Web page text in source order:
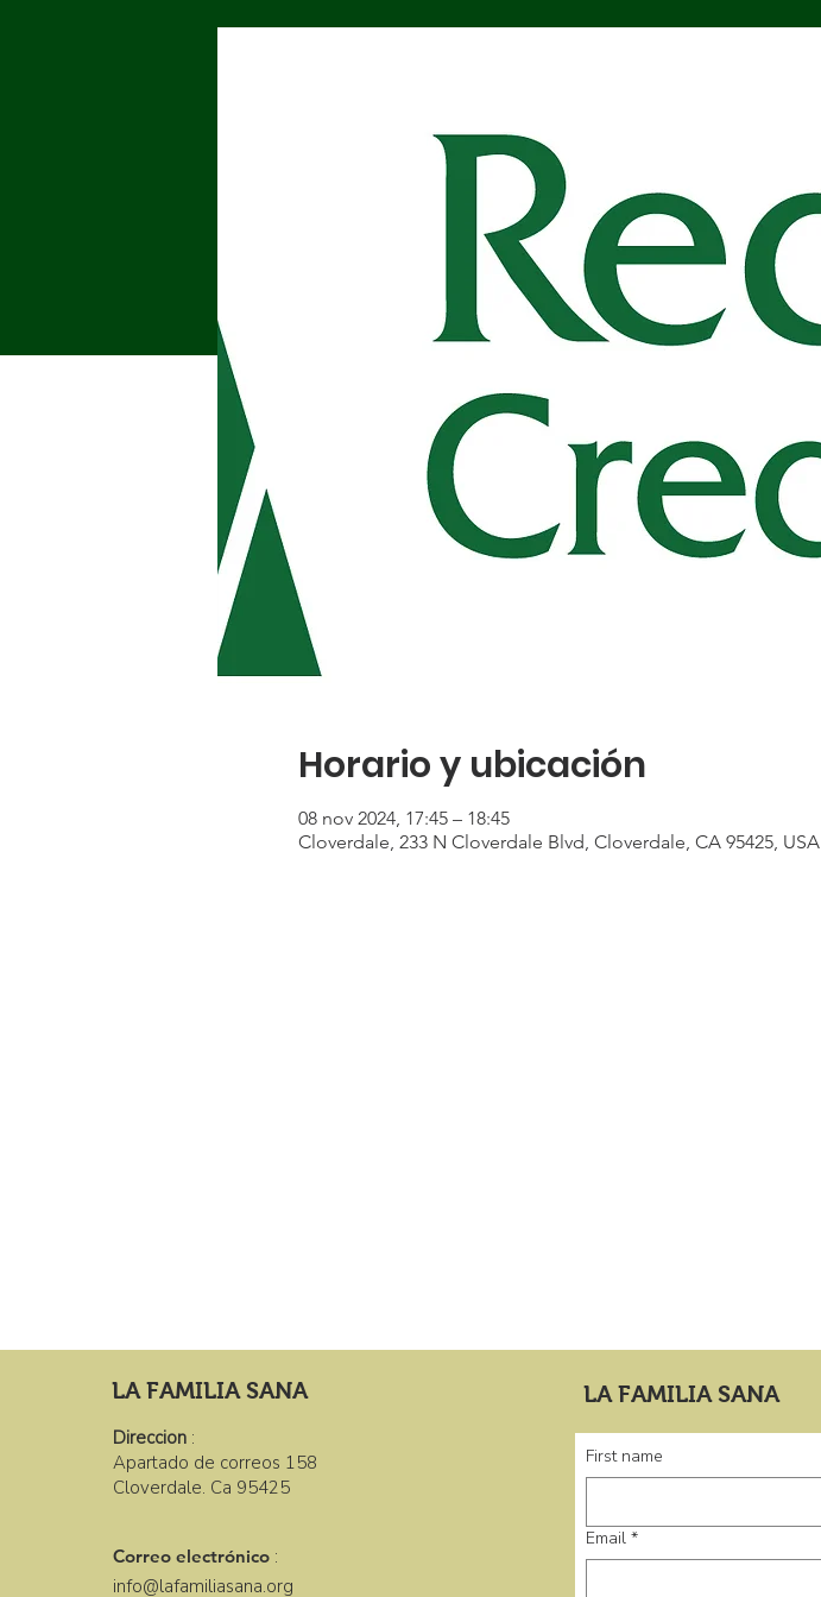
Horario y ubicación
08 nov 2024, 17:45 – 18:45
Cloverdale, 233 N Cloverdale Blvd, Cloverdale, CA 95425, USA
LA FAMILIA SANA
Direccion :
Apartado de correos 158
Cloverdale. Ca 95425
Correo electrónico :
info@lafamiliasana.org
LA FAMILIA SANA
First name
Email *